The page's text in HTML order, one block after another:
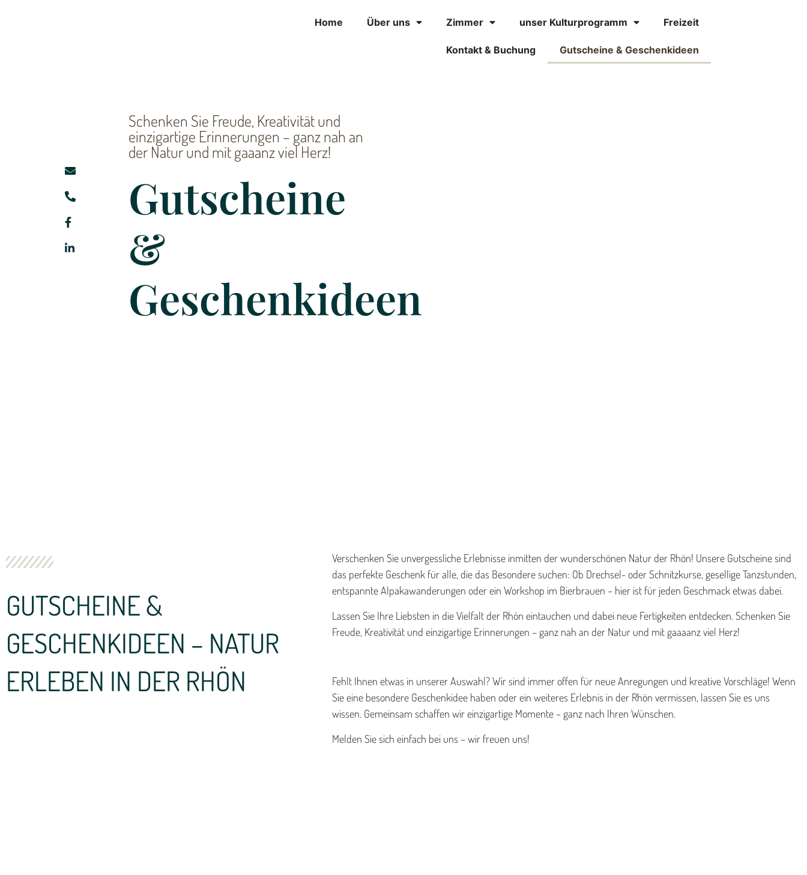
Home Über uns Zimmer unser Kulturprogramm Freizeit
Kontakt & Buchung Gutscheine & Geschenkideen
Schenken Sie Freude, Kreativität und
einzigartige Erinnerungen – ganz nah an
der Natur und mit gaaanz viel Herz!
Gutscheine
&
Geschenkideen
GUTSCHEINE &
GESCHENKIDEEN – NATUR
ERLEBEN IN DER RHÖN
Verschenken Sie unvergessliche Erlebnisse inmitten der wunderschönen Natur der Rhön! Unsere Gutscheine sind
das perfekte Geschenk für alle, die das Besondere suchen: Ob Drechsel- oder Schnitzkurse, gesellige Tanzstunden,
entspannte Alpakawanderungen oder ein Workshop im Bierbrauen – hier ist für jeden Geschmack etwas dabei.
Lassen Sie Ihre Liebsten in die Vielfalt der Rhön eintauchen und dabei neue Fertigkeiten entdecken. Schenken Sie
Freude, Kreativität und einzigartige Erinnerungen – ganz nah an der Natur und mit gaaaanz viel Herz!
Fehlt Ihnen etwas in unserer Auswahl? Wir sind immer offen für neue Anregungen und kreative Vorschläge! Wenn
Sie eine besondere Geschenkidee haben oder ein weiteres Erlebnis in der Rhön vermissen, lassen Sie es uns
wissen. Gemeinsam schaffen wir einzigartige Momente – ganz nach Ihren Wünschen.
Melden Sie sich einfach bei uns – wir freuen uns!